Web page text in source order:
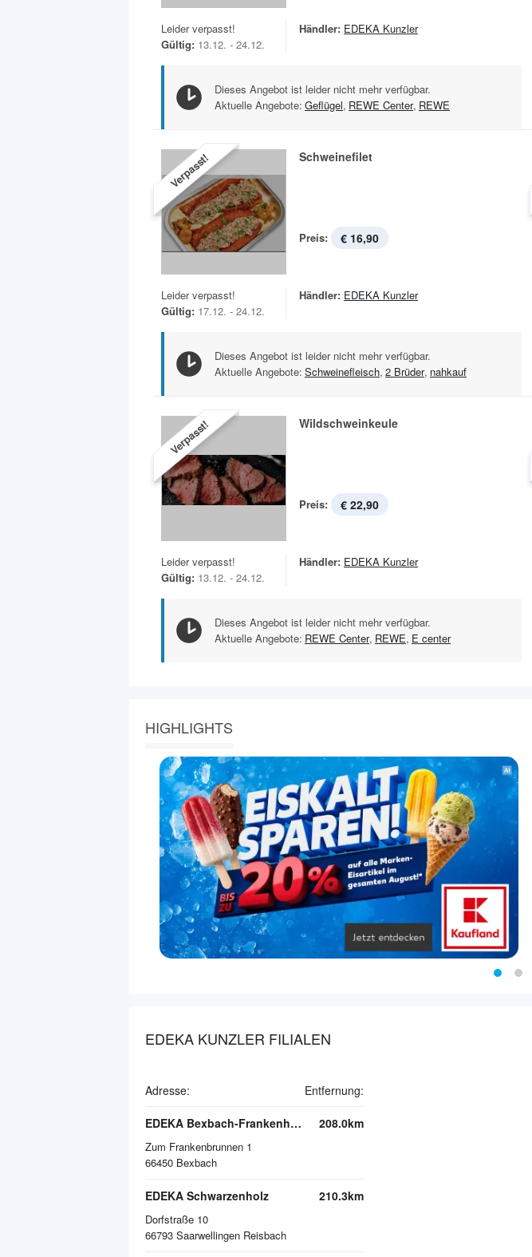
Leider verpasst!
Gültig: 13.12. - 24.12.
Händler: EDEKA Kunzler
Dieses Angebot ist leider nicht mehr verfügbar.
Aktuelle Angebote: Geflügel, REWE Center, REWE
Verpasst! Schweinefilet
Preis: € 16,90
Leider verpasst!
Gültig: 17.12. - 24.12.
Händler: EDEKA Kunzler
Dieses Angebot ist leider nicht mehr verfügbar.
Aktuelle Angebote: Schweinefleisch, 2 Brüder, nahkauf
Verpasst! Wildschweinkeule
Preis: € 22,90
Leider verpasst!
Gültig: 13.12. - 24.12.
Händler: EDEKA Kunzler
Dieses Angebot ist leider nicht mehr verfügbar.
Aktuelle Angebote: REWE Center, REWE, E center
HIGHLIGHTS
EDEKA KUNZLER FILIALEN
Adresse: Entfernung:
EDEKA Bexbach-Frankenholz
Zum Frankenbrunnen 1
66450 Bexbach
208.0km
EDEKA Schwarzenholz
Dorfstraße 10
66793 Saarwellingen Reisbach
210.3km